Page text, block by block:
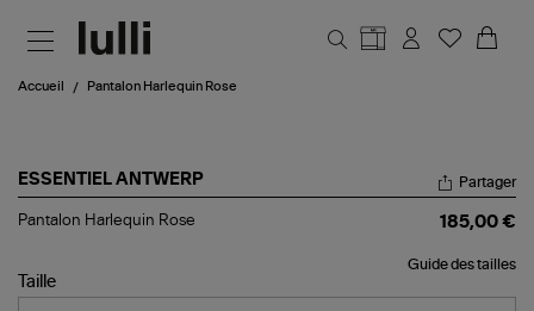
Accueil Pantalon Harlequin Rose
ESSENTIEL ANTWERP
Pantalon
Partager
Pantalon Harlequin Rose 185,00 €
Guide des tailles
Taille